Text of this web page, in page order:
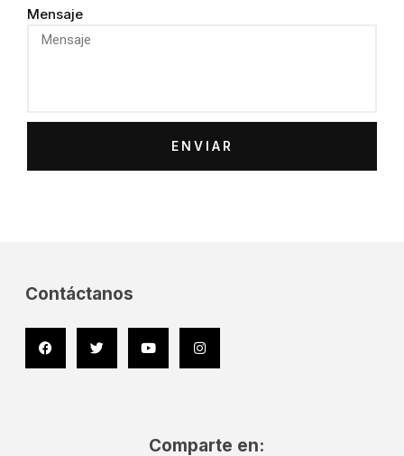
Mensaje
ENVIAR
Contáctanos
FacebookTwitter YoutubeInstagram
Comparte en: